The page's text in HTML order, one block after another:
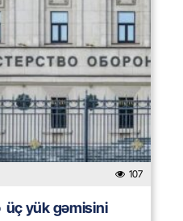
107
üç yük gəmisini